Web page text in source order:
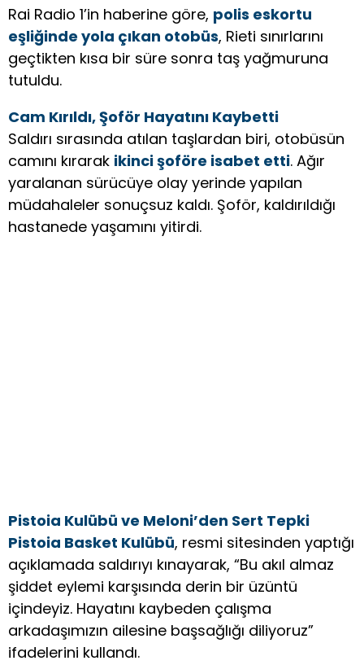
Rai Radio 1’in haberine göre, polis eskortu
eşliğinde yola çıkan otobüs, Rieti sınırlarını
geçtikten kısa bir süre sonra taş yağmuruna
tutuldu.
Cam Kırıldı, Şoför Hayatını Kaybetti
Saldırı sırasında atılan taşlardan biri, otobüsün
camını kırarak ikinci şoföre isabet etti. Ağır
yaralanan sürücüye olay yerinde yapılan
müdahaleler sonuçsuz kaldı. Şoför, kaldırıldığı
hastanede yaşamını yitirdi.
Pistoia Kulübü ve Meloni’den Sert Tepki
Pistoia Basket Kulübü, resmi sitesinden yaptığı
açıklamada saldırıyı kınayarak, “Bu akıl almaz
şiddet eylemi karşısında derin bir üzüntü
içindeyiz. Hayatını kaybeden çalışma
arkadaşımızın ailesine başsağlığı diliyoruz”
ifadelerini kullandı.